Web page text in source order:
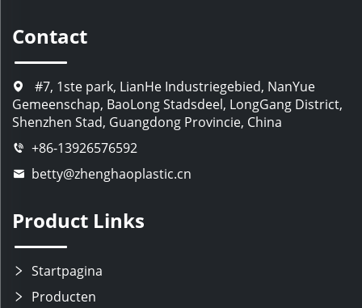
Contact
#7, 1ste park, LianHe Industriegebied, NanYue
Gemeenschap, BaoLong Stadsdeel, LongGang District,
Shenzhen Stad, Guangdong Provincie, China
+86-13926576592
betty@zhenghaoplastic.cn
Product Links
Startpagina
Producten